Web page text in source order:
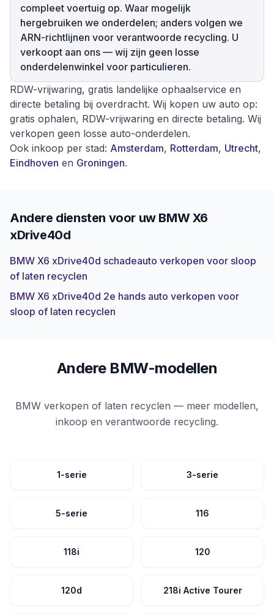
compleet voertuig op. Waar mogelijk
hergebruiken we onderdelen; anders volgen we
ARN-richtlijnen voor verantwoorde recycling. U
verkoopt aan ons — wij zijn geen losse
onderdelenwinkel voor particulieren.
RDW-vrijwaring, gratis landelijke ophaalservice en
directe betaling bij overdracht. Wij kopen uw auto op:
gratis ophalen, RDW-vrijwaring en directe betaling. Wij
verkopen geen losse auto-onderdelen.
Ook inkoop per stad: Amsterdam, Rotterdam, Utrecht,
Eindhoven en Groningen.
Andere diensten voor uw BMW X6
xDrive40d
BMW X6 xDrive40d schadeauto verkopen voor sloop
of laten recyclen
BMW X6 xDrive40d 2e hands auto verkopen voor
sloop of laten recyclen
Andere BMW-modellen
BMW verkopen of laten recyclen — meer modellen,
inkoop en verantwoorde recycling.
1-serie 3-serie
5-serie 116
118i 120
120d 218i Active Tourer